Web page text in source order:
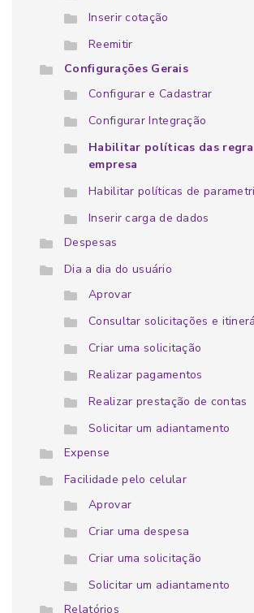
Inserir cotação
Reemitir
Configurações Gerais
Configurar e Cadastrar
Configurar Integração
Habilitar políticas das
empresa
Habilitar políticas de
Inserir carga de dados
Despesas
Dia a dia do usuário
Aprovar
Consultar solicitações e
Criar uma solicitação
Realizar pagamentos
Realizar prestação de contas
Solicitar um adiantamento
Expense
Facilidade pelo celular
Aprovar
Criar uma despesa
Criar uma solicitação
Solicitar um adiantamento
Relatórios